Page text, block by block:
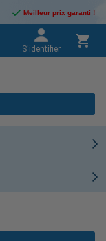
Meilleur prix garanti !
S'identifier